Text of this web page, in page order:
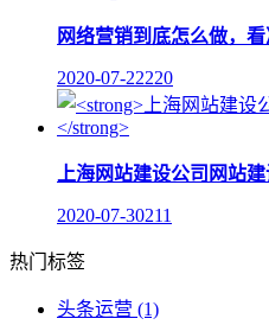
网络营销到底怎么做，
2020-07-22220
上海网站建设公司网站
2020-07-30211
热门标签
头条运营 (1)